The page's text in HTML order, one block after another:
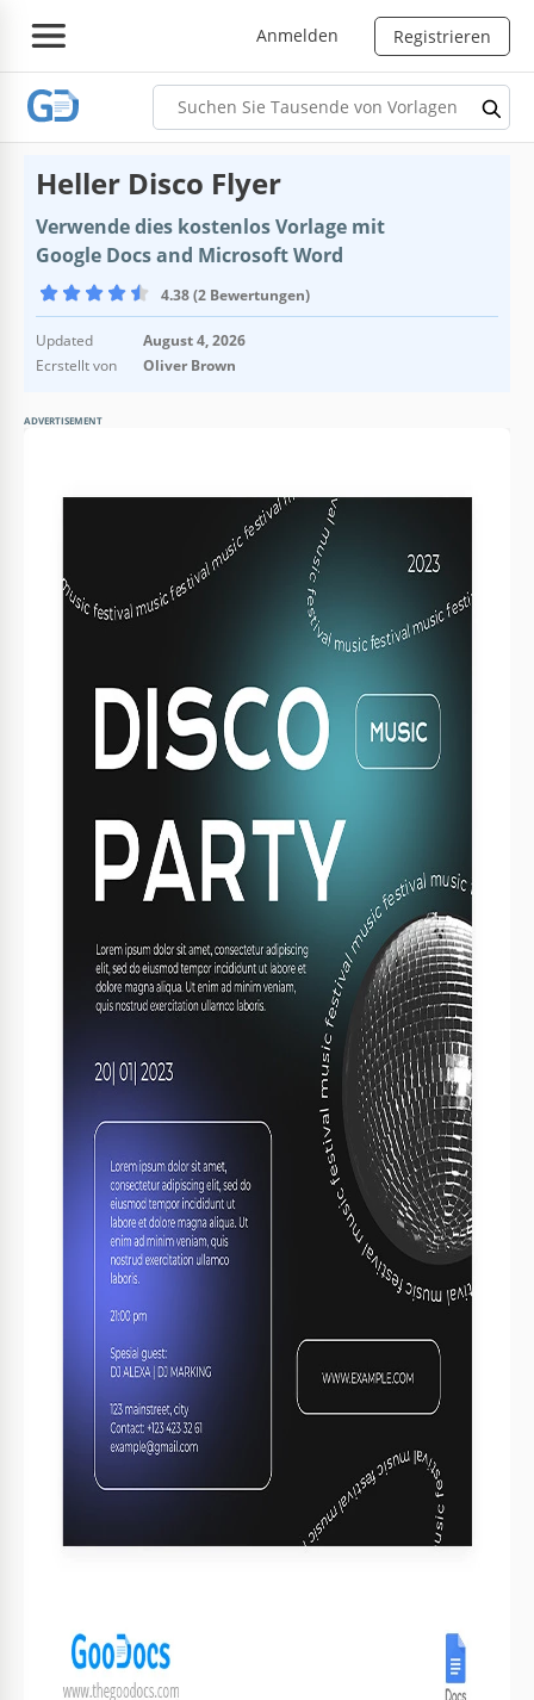
Anmelden Registrieren
Heller Disco Flyer
Verwende dies kostenlos Vorlage mit
Google Docs and Microsoft Word
4.38 (2 Bewertungen)
Updated
August 4, 2026
Ecrstellt von
Oliver Brown
ADVERTISEMENT